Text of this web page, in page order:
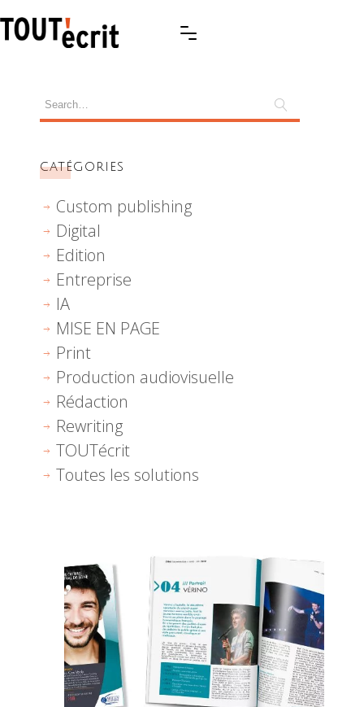
CATÉGORIES
Custom publishing
Digital
Edition
Entreprise
IA
MISE EN PAGE
Print
Production audiovisuelle
Rédaction
Rewriting
TOUTécrit
Toutes les solutions